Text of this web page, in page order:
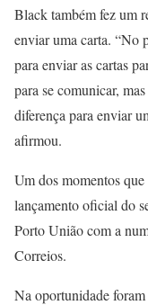
Black também fez um
enviar uma carta. “No
para enviar as cartas
para se comunicar,
diferença para enviar
afirmou.
Um dos momentos
lançamento oficial do
Porto União com a
Correios.
Na oportunidade